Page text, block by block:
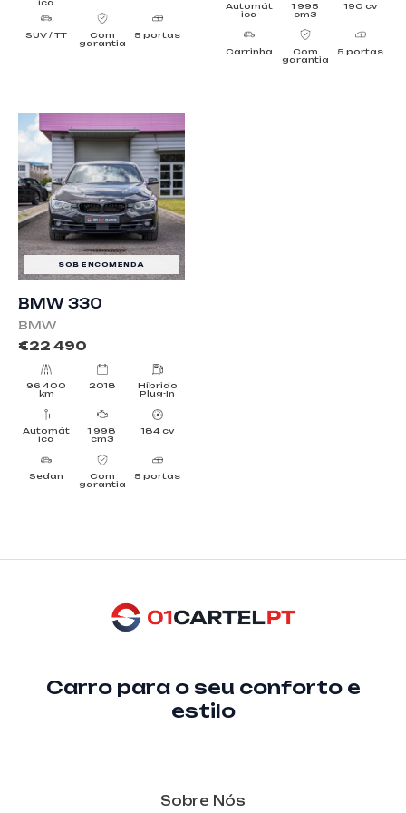
SUV / TT
Com
garantia
5 portas
Automát
ica
1 995
cm3
190 cv
Carrinha
Com
garantia
5 portas
SOB ENCOMENDA
BMW 330
BMW
€22 490
96 400
km
2018
Híbrido
Plug-In
Automát
ica
1 998
cm3
184 cv
Sedan
Com
garantia
5 portas
Carro para o seu conforto e
estilo
Sobre Nós